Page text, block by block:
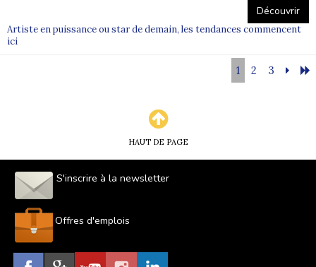
Découvrir
Artiste en puissance ou star de demain, les tendances commencent
ici
1 2 3
HAUT DE PAGE
S'inscrire à la newsletter
Offres d'emplois